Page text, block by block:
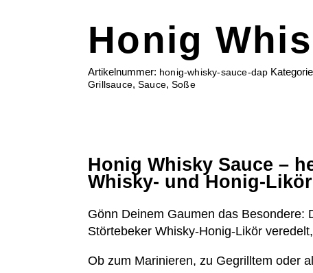
Honig
Artikelnummer: honig-whisky-sauce-dap
Grillsauce, Sauce, Soße
Honig Whisky Sauce –
Whisky- und Honig-Likör
Gönn Deinem Gaumen das Besondere:
Störtebeker Whisky-Honig-Likör
Ob zum Marinieren, zu Gegrilltem oder